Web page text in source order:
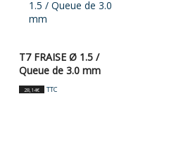
T7 FRAISE Ø 1.5 /
Queue de 3.0 mm
28,14€ TTC